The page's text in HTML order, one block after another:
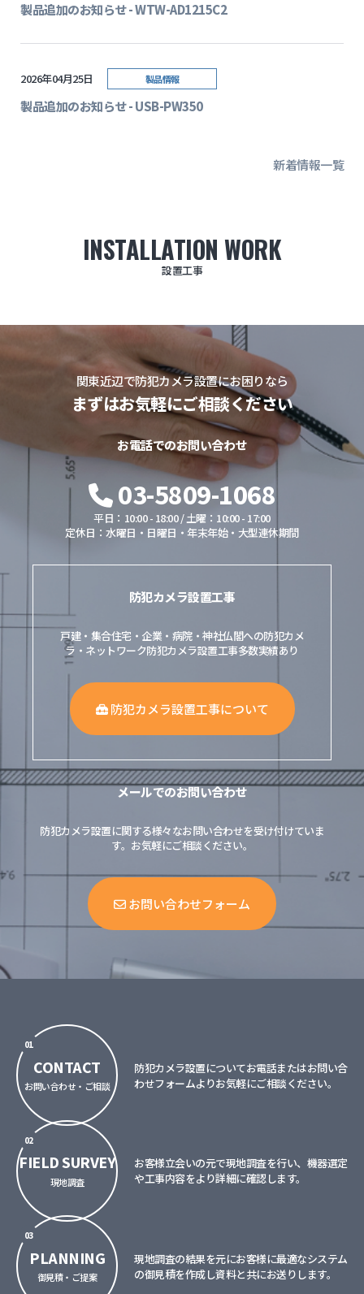
製品追加のお知らせ - WTW-AD1215C2
2026年04月25日 製品情報
製品追加のお知らせ - USB-PW350
新着情報一覧
INSTALLATION WORK
設置工事
関東近辺で防犯カメラ設置にお困りなら
まずはお気軽にご相談ください
お電話でのお問い合わせ
03-5809-1068
平日：10:00 - 18:00 / 土曜：10:00 - 17:00
定休日：水曜日・日曜日・年末年始・大型連休期間
防犯カメラ設置工事
戸建・集合住宅・企業・病院・神社仏閣への防犯カメ
ラ・ネットワーク防犯カメラ設置工事多数実績あり
防犯カメラ設置工事について
メールでのお問い合わせ
防犯カメラ設置に関する様々なお問い合わせを受け付けていま
す。お気軽にご相談ください。
お問い合わせフォーム
01
CONTACT
お問い合わせ・ご相談
防犯カメラ設置についてお電話またはお問い合
わせフォームよりお気軽にご相談ください。
02
FIELD SURVEY
現地調査
お客様立会いの元で現地調査を行い、機器選定
や工事内容をより詳細に確認します。
03
PLANNING
御見積・ご提案
現地調査の結果を元にお客様に最適なシステム
の御見積を作成し資料と共にお送りします。